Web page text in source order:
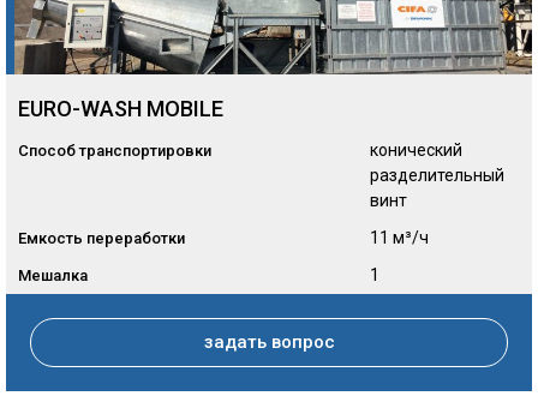
EURO-WASH MOBILE
Способ транспортировки
конический
разделительный
винт
Емкость переработки 11 м³/ч
Мешалка 1
задать вопрос